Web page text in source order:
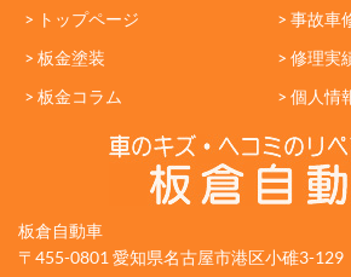
> トップページ
> 事故車
> 板金塗装
> 修理実
> 板金コラム
> 個人情
板倉自動車
〒455-0801 愛知県名古屋市港区小碓3-129